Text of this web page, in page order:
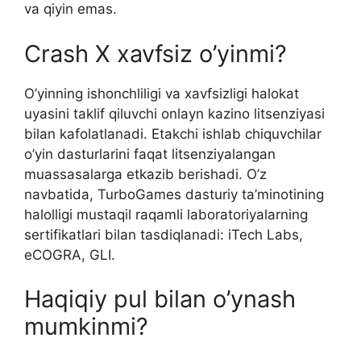
va qiyin emas.
Crash X xavfsiz o’yinmi?
O’yinning ishonchliligi va xavfsizligi halokat
uyasini taklif qiluvchi onlayn kazino litsenziyasi
bilan kafolatlanadi. Etakchi ishlab chiquvchilar
o’yin dasturlarini faqat litsenziyalangan
muassasalarga etkazib berishadi. O’z
navbatida, TurboGames dasturiy ta’minotining
halolligi mustaqil raqamli laboratoriyalarning
sertifikatlari bilan tasdiqlanadi: iTech Labs,
eCOGRA, GLI.
Haqiqiy pul bilan o’ynash
mumkinmi?